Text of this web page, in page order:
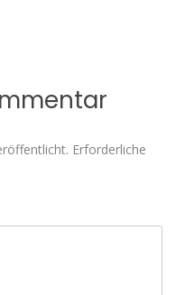
Erforderliche